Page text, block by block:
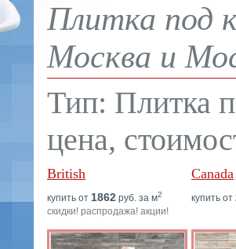
Плитка под
Москва и
Тип: Плитка
цена,
British
купить от 1862 руб. за м2
скидки! распродажа! акции!
Canada
купить от